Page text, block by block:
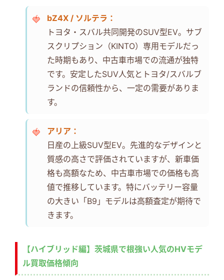
bZ4X / ソルテラ：
トヨタ・スバル共同開発のSUV型EV。サブ
スクリプション（KINTO）専用モデルだっ
た時期もあり、中古車市場での流通が独特
です。安定したSUV人気とトヨタ/スバルブ
ランドの信頼性から、一定の需要がありま
す。
アリア：
日産の上級SUV型EV。先進的なデザインと
質感の高さで評価されていますが、新車価
格も高額なため、中古車市場での価格も高
値で推移しています。特にバッテリー容量
の大きい「B9」モデルは高額査定が期待で
きます。
【ハイブリッド編】茨城県で根強い人気のHVモデ
ル買取価格傾向